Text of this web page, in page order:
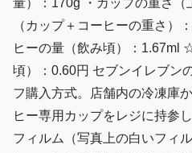
量）：170g ・カップの重さ
（カップ＋コーヒーの重さ）
ヒーの量（飲み頃）：1.67ml
頃）：0.60円 セブンイレブン
フ購入方式。店舗内の冷凍庫
ヒー専用カップをレジに持参
フィルム（写真上の白いフィ